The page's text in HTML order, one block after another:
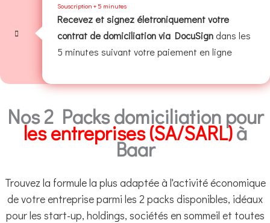
Souscription + 5 minutes
Recevez et signez életroniquement votre
contrat de domiciliation via DocuSign dans les
5 minutes suivant votre paiement en ligne
Nos 2 Packs domiciliation pour
les entreprises (SA/SARL)à
Baar
Trouvez la formule la plus adaptée à l'activité économique
de votre entreprise parmi les 2 packs disponibles, idéaux
pour les start-up, holdings, sociétés en sommeil et toutes